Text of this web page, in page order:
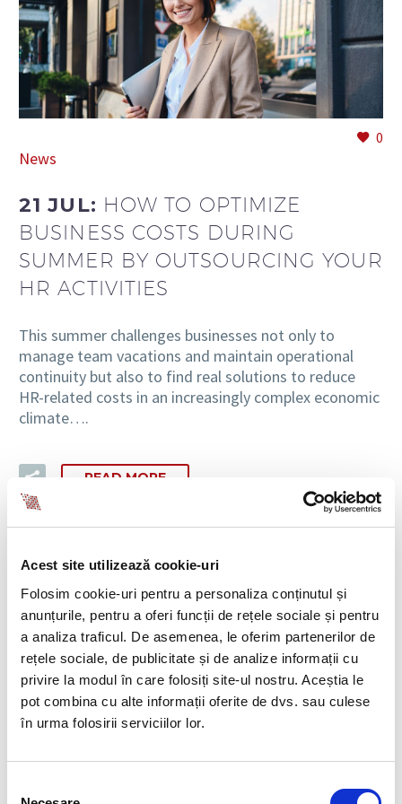
Acest site utilizează cookie-uri
Folosim cookie-uri pentru a personaliza conținutul și
anunțurile, pentru a oferi funcții de rețele sociale și pentru
a analiza traficul. De asemenea, le oferim partenerilor de
rețele sociale, de publicitate și de analize informații cu
privire la modul în care folosiți site-ul nostru. Aceștia le
pot combina cu alte informații oferite de dvs. sau culese
în urma folosirii serviciilor lor.
EN
0
News
21 JUL: HOW TO OPTIMIZE
BUSINESS COSTS DURING
SUMMER BY OUTSOURCING YOUR
HR ACTIVITIES
This summer challenges businesses not only to
manage team vacations and maintain operational
continuity but also to find real solutions to reduce
HR-related costs in an increasingly complex economic
climate….
READ MORE
SEARCH
SERVICES